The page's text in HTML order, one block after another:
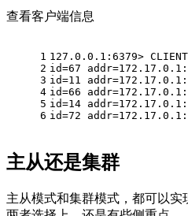
查看客户端信息
1
2
3
4
5
6
127.0.0.1:6379>
id=67
id=11
id=66
id=14
id=72
主从还是集群
主从模式和集群模式，都可以实